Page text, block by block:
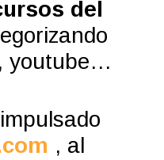
del
youtube…
, al